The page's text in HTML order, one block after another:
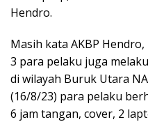
Hendro.
Masih kata AKBP
3 para pelaku juga
di wilayah Buruk Utara
(16/8/23) para pelaku
6 jam tangan, cover, 2